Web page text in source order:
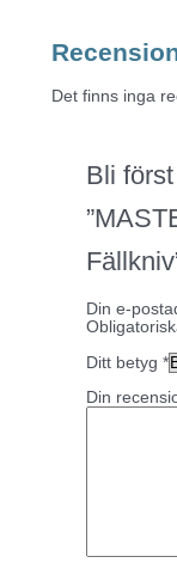
Det finns inga
Bli
Din e-
Ditt betyg *
Din